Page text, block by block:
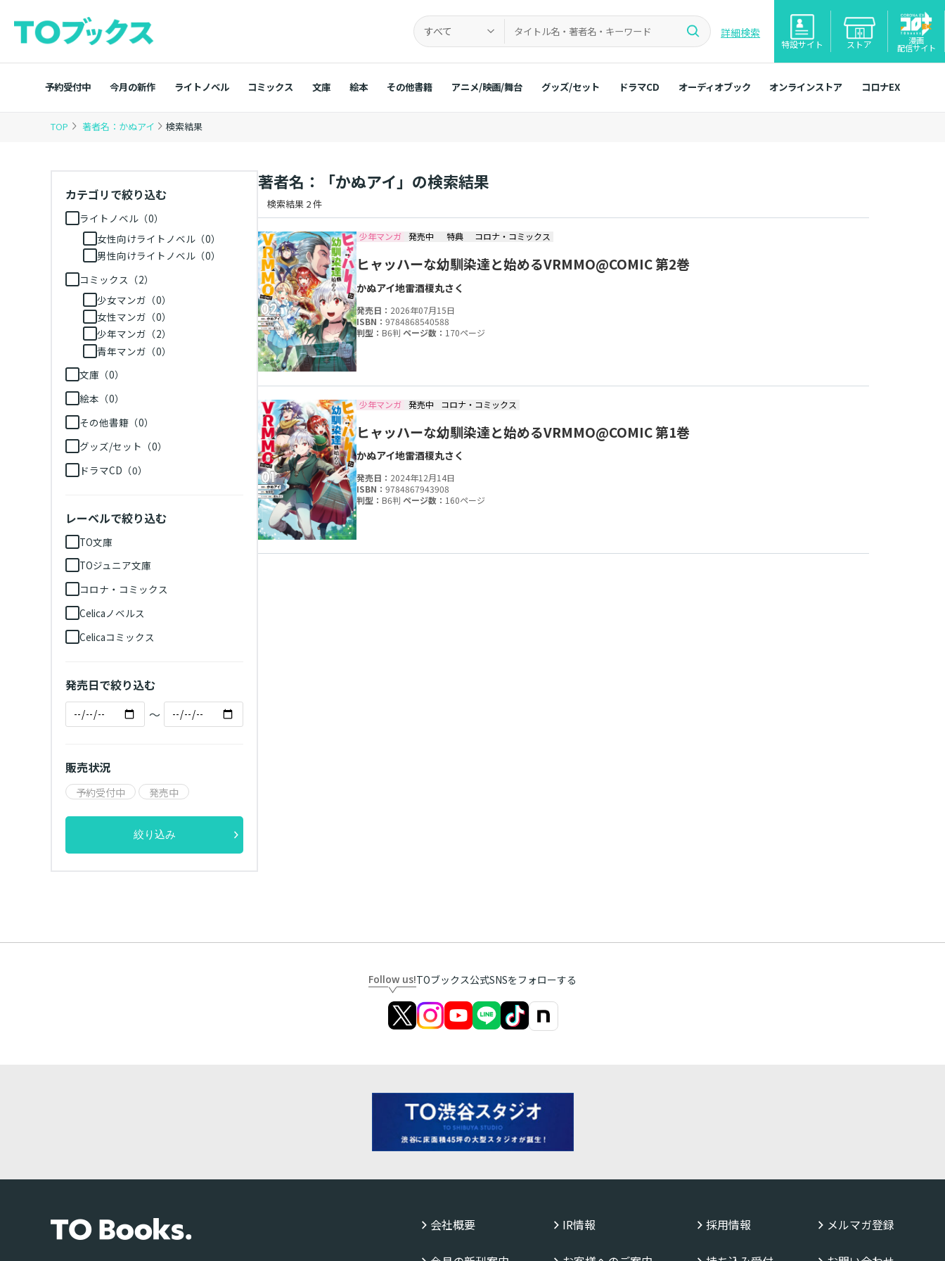
すべて 詳細検索
特設サイト ストア 漫画
配信サイト
予約受付中 今月の新作 ライトノベル コミックス 文庫 絵本 その他書籍 アニメ/映画/舞台 グッズ/セット ドラマCD オーディオブック オンラインストア コロナEX
TOP 著者名：かぬアイ 検索結果
カテゴリで絞り込む
ライトノベル（0）
女性向けライトノベル（0）
男性向けライトノベル（0）
コミックス（2）
少女マンガ（0）
女性マンガ（0）
少年マンガ（2）
青年マンガ（0）
文庫（0）
絵本（0）
その他書籍（0）
グッズ/セット（0）
ドラマCD（0）
レーベルで絞り込む
TO文庫
TOジュニア文庫
コロナ・コミックス
Celicaノベルス
Celicaコミックス
発売日で絞り込む
～
販売状況
予約受付中 発売中
絞り込み
著者名：「かぬアイ」の検索結果
検索結果 2 件
少年マンガ 発売中 特典 コロナ・コミックス
ヒャッハーな幼馴染達と始めるVRMMO@COMIC 第2巻
かぬアイ地雷酒榎丸さく
発売日： 2026年07月15日
ISBN： 9784868540588
判型： B6判 ページ数： 170ページ
少年マンガ 発売中 コロナ・コミックス
ヒャッハーな幼馴染達と始めるVRMMO@COMIC 第1巻
かぬアイ地雷酒榎丸さく
発売日： 2024年12月14日
ISBN： 9784867943908
判型： B6判 ページ数： 160ページ
Follow us!TOブックス公式SNSをフォローする
会社概要 IR情報 採用情報 メルマガ登録